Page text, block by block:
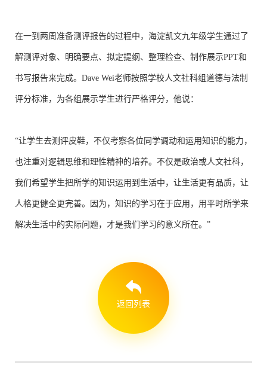
在一到两周准备测评报告的过程中，海淀凯文九年级学生通过了
解测评对象、明确要点、拟定提纲、整理检查、制作展示PPT和
书写报告来完成。Dave Wei老师按照学校人文社科组道德与法制
评分标准，为各组展示学生进行严格评分，他说：
“让学生去测评皮鞋，不仅考察各位同学调动和运用知识的能力，
也注重对逻辑思维和理性精神的培养。不仅是政治或人文社科，
我们希望学生把所学的知识运用到生活中，让生活更有品质，让
人格更健全更完善。因为，知识的学习在于应用，用平时所学来
解决生活中的实际问题，才是我们学习的意义所在。”
返回列表